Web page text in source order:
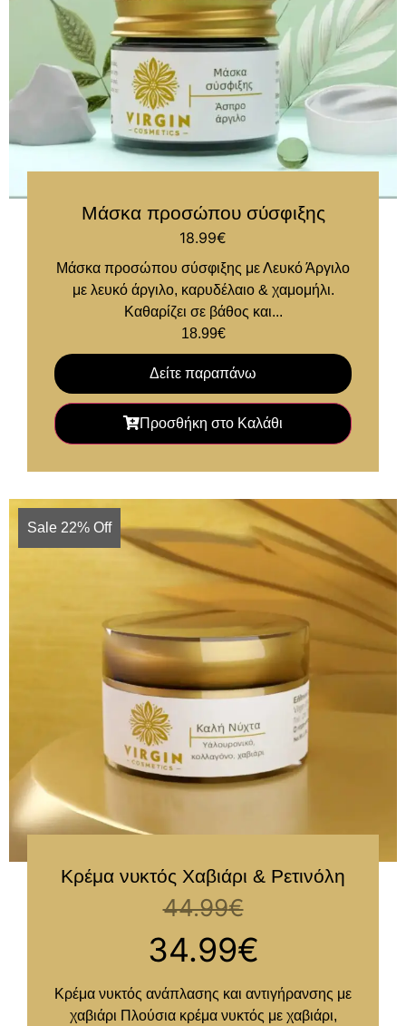
Μάσκα προσώπου σύσφιξης
18.99€
Μάσκα προσώπου σύσφιξης με Λευκό Άργιλο
με λευκό άργιλο, καρυδέλαιο & χαμομήλι.
Καθαρίζει σε βάθος και...
18.99€
Δείτε παραπάνω
Προσθήκη στο Καλάθι
Sale 22% Off
Κρέμα νυκτός Χαβιάρι & Ρετινόλη
44.99€
34.99€
Κρέμα νυκτός ανάπλασης και αντιγήρανσης με
χαβιάρι Πλούσια κρέμα νυκτός με χαβιάρι,